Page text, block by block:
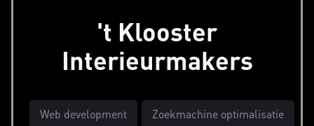
't Klooster
Interieurmakers
Web development Zoekmachine optimalisatie